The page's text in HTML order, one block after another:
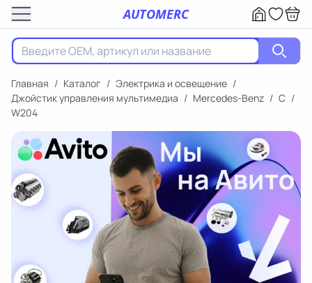
AUTOMERC
Главная / Каталог / Электрика и освещение /
Джойстик управления мультимедиа / Mercedes-Benz / C /
W204